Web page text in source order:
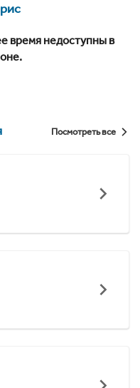
время недоступны в
Посмотреть все